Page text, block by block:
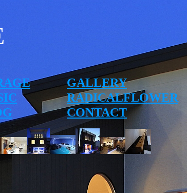
GALLERY
RADICALFLOWER
CONTACT